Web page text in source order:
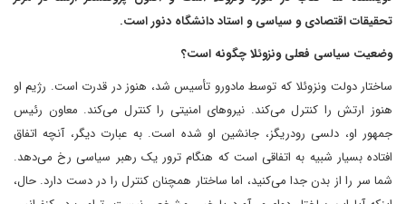
تحقیقات اقتصادی و سیاسی و استاد دانشگاه دنور است.
وضعیت سیاسی فعلی ونزوئلا چگونه است؟
ساختار دولت ونزوئلا که توسط مادورو تأسیس شد، هنوز در قدرت است. رژیم او
هنوز ارتش را کنترل می‌کند. نیروهای امنیتی را کنترل می‌کند. معاون رئیس
جمهور او، دلسی رودریگز، جانشین او شده است. به عبارت دیگر، آنچه اتفاق
افتاده بسیار شبیه به اتفاقی است که هنگام ترور یک رهبر سیاسی رخ می‌دهد.
شما سر را از بدن جدا می‌کنید، اما ساختار همچنان کنترل را در دست دارد. حال،